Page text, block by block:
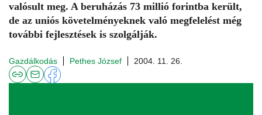
valósult meg. A beruházás 73 millió forintba került,
de az uniós követelményeknek való megfelelést még
további fejlesztések is szolgálják.
Gazdálkodás Pethes József 2004. 11. 26.